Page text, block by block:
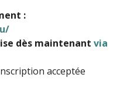
:
dès maintenantvia
acceptée